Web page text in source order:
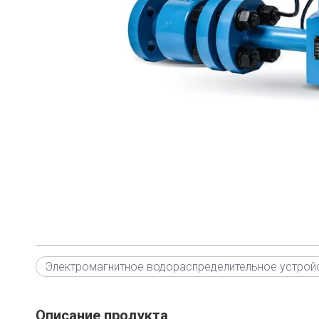
Электромагнитное водораспределительное
Описание продукта